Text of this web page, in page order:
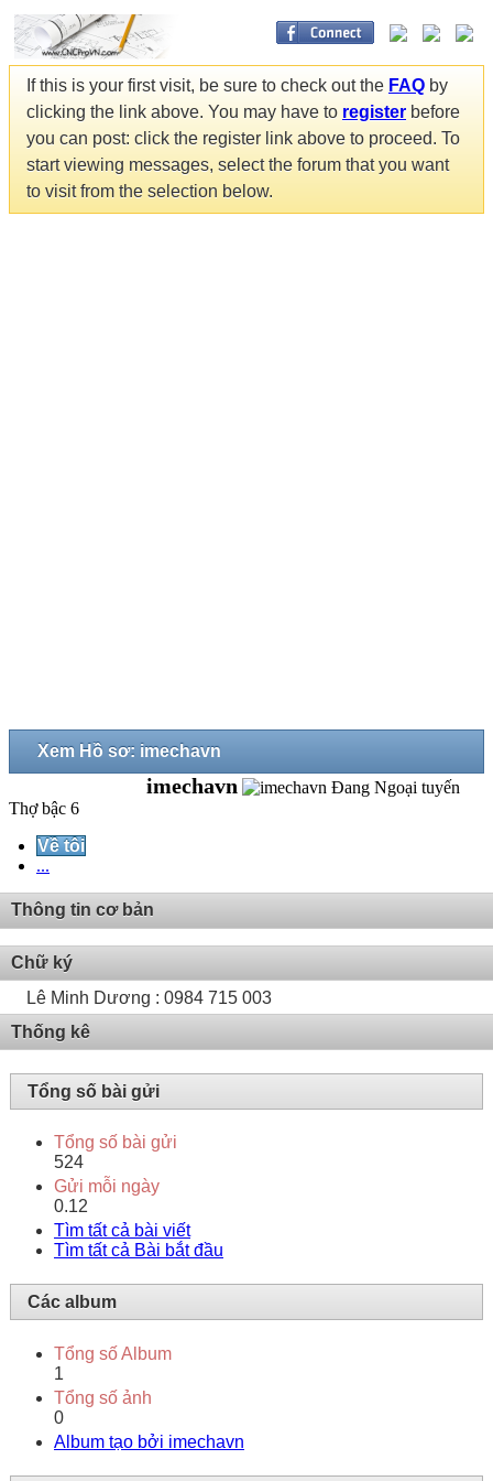
If this is your first visit, be sure to check out the FAQ by
clicking the link above. You may have to register before
you can post: click the register link above to proceed. To
start viewing messages, select the forum that you want
to visit from the selection below.
Xem Hồ sơ: imechavn
imechavn
Thợ bậc 6
Về tôi
...
Thông tin cơ bản
Chữ ký
Lê Minh Dương : 0984 715 003
Thống kê
Tổng số bài gửi
Tổng số bài gửi
524
Gửi mỗi ngày
0.12
Tìm tất cả bài viết
Tìm tất cả Bài bắt đầu
Các album
Tổng số Album
1
Tổng số ảnh
0
Album tạo bởi imechavn